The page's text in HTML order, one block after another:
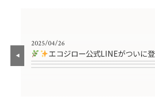
2025/04/26
エコジロー公式LINEがついに